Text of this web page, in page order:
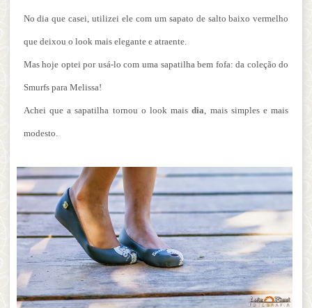
No dia que casei, utilizei ele com um sapato de salto baixo vermelho
que deixou o look mais elegante e atraente.
Mas hoje optei por usá-lo com uma sapatilha bem fofa: da coleção do
Smurfs para Melissa!
Achei que a sapatilha tornou o look maisdia, mais simples e mais
modesto.